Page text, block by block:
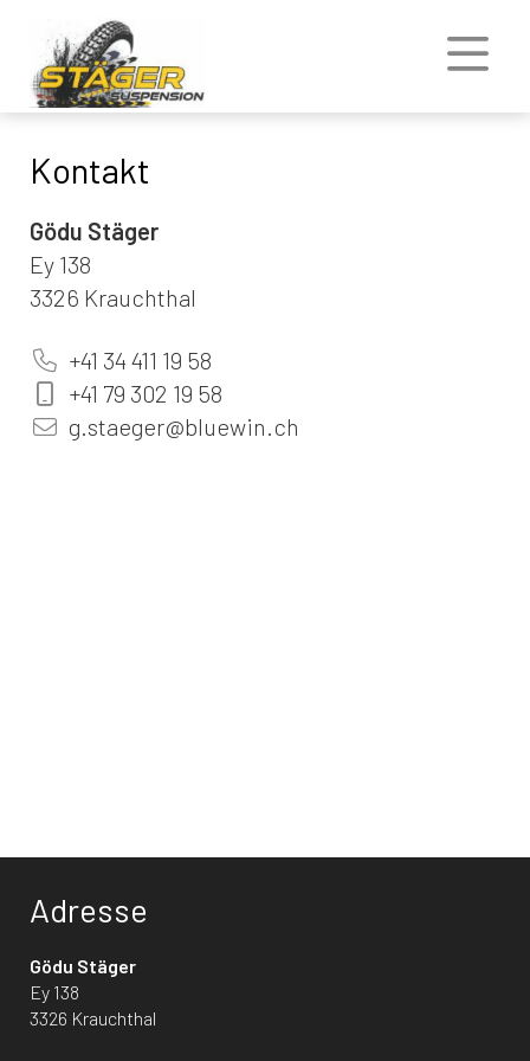
Kontakt
Gödu Stäger
Ey 138
3326 Krauchthal
+41 34 411 19 58
+41 79 302 19 58
g.staeger@bluewin.ch
Adresse
Gödu Stäger
Ey 138
3326 Krauchthal